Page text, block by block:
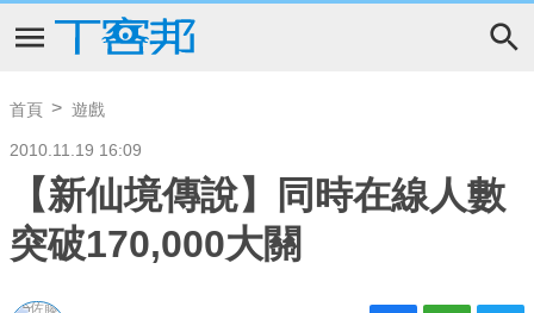
首頁 遊戲
2010.11.19 16:09
【新仙境傳說】同時在線人數
突破170,000大關